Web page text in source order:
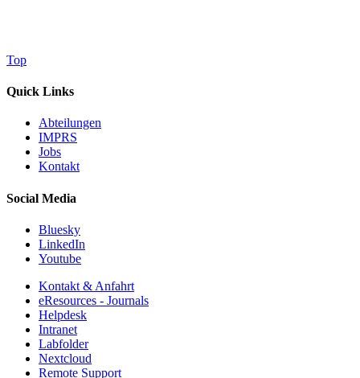
Top
Quick Links
Abteilungen
IMPRS
Jobs
Kontakt
Social Media
Bluesky
LinkedIn
Youtube
Kontakt & Anfahrt
eResources - Journals
Helpdesk
Intranet
Labfolder
Nextcloud
Remote Support